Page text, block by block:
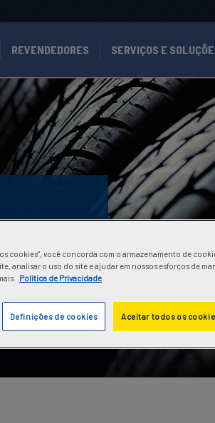
REVENDEDORES SERVIÇOS E
cookies”, você concorda com o armazenamento de
analisar o uso do site e ajudar em nossos esforços de
Politica de Privacidade
Aceitar todos os
Definições de cookies